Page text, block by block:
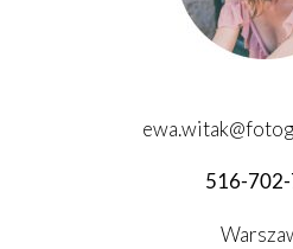
516-